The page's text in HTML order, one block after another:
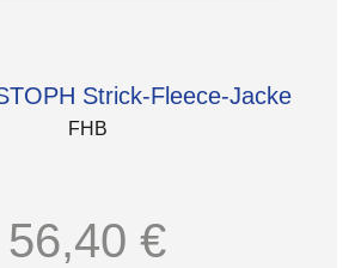
Strick-Fleece-Jacke
FHB
56,40 €